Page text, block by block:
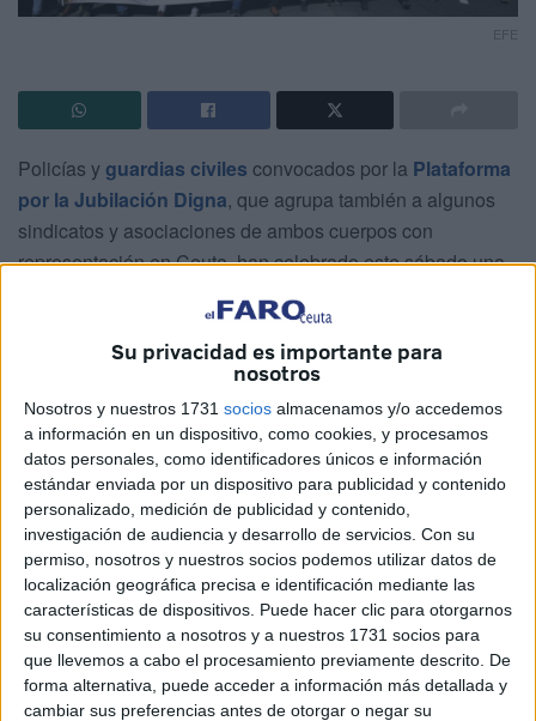
Su privacidad es importante para
nosotros
Nosotros y nuestros 1731 socios almacenamos y/o accedemos
a información en un dispositivo, como cookies, y procesamos
datos personales, como identificadores únicos e información
estándar enviada por un dispositivo para publicidad y contenido
personalizado, medición de publicidad y contenido,
investigación de audiencia y desarrollo de servicios. Con su
permiso, nosotros y nuestros socios podemos utilizar datos de
localización geográfica precisa e identificación mediante las
características de dispositivos. Puede hacer clic para otorgarnos
su consentimiento a nosotros y a nuestros 1731 socios para
que llevemos a cabo el procesamiento previamente descrito. De
forma alternativa, puede acceder a información más detallada y
cambiar sus preferencias antes de otorgar o negar su
EFE
Policías yguardias civiles convocados por la Plataforma
por la Jubilación Digna, que agrupa también a algunos
sindicatos y asociaciones de ambos cuerpos con
representación en Ceuta, han celebrado este sábado una
por el centro de Madrid para reclamar
mejoras laborales como ser reconocidos como profesión
de riesgo y la "plena equiparación" con Mossos
d'Esquadra, Ertzaintza y cuerpos policiales locales.
Las organizaciones dePolicíay Guardia Civil protestan
"ante la falta de interés por parte del ministro del Interior,
Fernando Grande-Marlaska, para convocar una mesa de
diálogo y de negociación". Lo han hecho unos 25.000
asistentes, según la organización, unos 12.000 según
Delegación del Gobierno.
A grito de 'Marlaska dimisión', la manifestación, convocada
por la Plataforma por la Jubilación Digna, que agrupa a
una docena de sindicatos y asociaciones de ambos